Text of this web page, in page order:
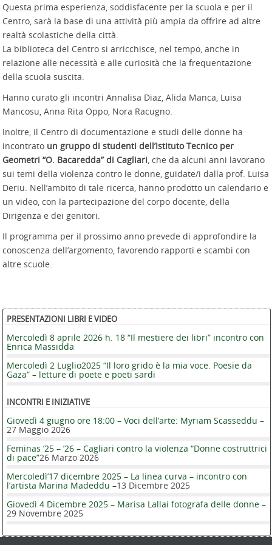
Questa prima esperienza, soddisfacente per la scuola e per il
Centro, sarà la base di una attività più ampia da offrire ad altre
realtà scolastiche della città.
La biblioteca del Centro si arricchisce, nel tempo, anche in
relazione alle necessità e alle curiosità che la frequentazione
della scuola suscita.
Hanno curato gli incontri Annalisa Diaz, Alida Manca, Luisa
Mancosu, Anna Rita Oppo, Nora Racugno.
Inoltre, il Centro di documentazione e studi delle donne ha
incontrato un gruppo di studenti dell’Istituto Tecnico per
Geometri “O. Bacaredda” di Cagliari, che da alcuni anni lavorano
sui temi della violenza contro le donne, guidate/i dalla prof. Luisa
Deriu. Nell’ambito di tale ricerca, hanno prodotto un calendario e
un video, con la partecipazione del corpo docente, della
Dirigenza e dei genitori.
Il programma per il prossimo anno prevede di approfondire la
conoscenza dell’argomento, favorendo rapporti e scambi con
altre scuole.
PRESENTAZIONI LIBRI E VIDEO
Mercoledì 8 aprile 2026 h. 18 “Il mestiere dei libri” incontro con
Enrica Massidda
Mercoledì 2 Luglio2025 “Il loro grido è la mia voce. Poesie da
Gaza” – letture di poete e poeti sardi
INCONTRI E INIZIATIVE
Giovedì 4 giugno ore 18:00 – Voci dell’arte: Myriam Scasseddu –
27 Maggio 2026
Feminas ’25 – ’26 – Cagliari contro la violenza “Donne costruttrici
di pace”26 Marzo 2026
Mercoledì’17 dicembre 2025 – La linea curva – incontro con
l’artista Marina Madeddu –13 Dicembre 2025
Giovedì 4 Dicembre 2025 – Marisa Lallai fotografa delle donne –
29 Novembre 2025